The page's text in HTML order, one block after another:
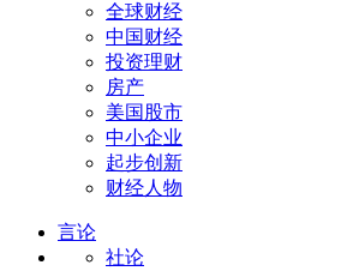
全球财经
中国财经
投资理财
房产
美国股市
中小企业
起步创新
财经人物
言论
社论